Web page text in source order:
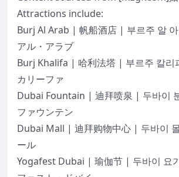
Attractions include:
Burj Al Arab | 帆船酒店 | 부르주 알
アル・アラブ
Burj Khalifa | 哈利法塔 | 부르주 칼리
カリーファ
Dubai Fountain | 迪拜喷泉 | 두바이
ファウンテン
Dubai Mall | 迪拜购物中心 | 두바이
ール
Yogafest Dubai | 瑜伽节 | 두바이 요